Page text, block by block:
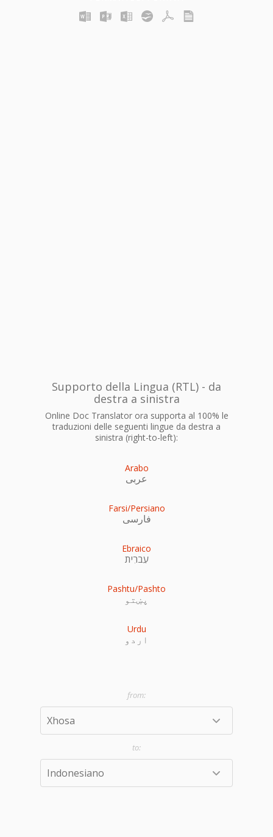
Supporto della Lingua (RTL) - da
destra a sinistra
Online Doc Translator ora supporta al 100% le
traduzioni delle seguenti lingue da destra a
sinistra (right-to-left):
Arabo
عربى
Farsi/Persiano
فارسی
Ebraico
עִברִית
Pashtu/Pashto
پښتو
Urdu
اردو